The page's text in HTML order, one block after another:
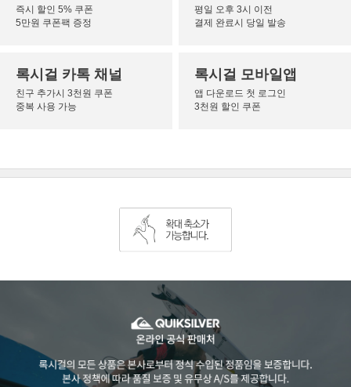
즉시 할인 5% 쿠폰
5만원 쿠폰팩 증정
평일 오후 3시 이전
결제 완료시 당일 발송
록시걸 카톡 채널
친구 추가시 3천원 쿠폰
중복 사용 가능
록시걸 모바일앱
앱 다운로드 첫 로그인
3천원 할인 쿠폰